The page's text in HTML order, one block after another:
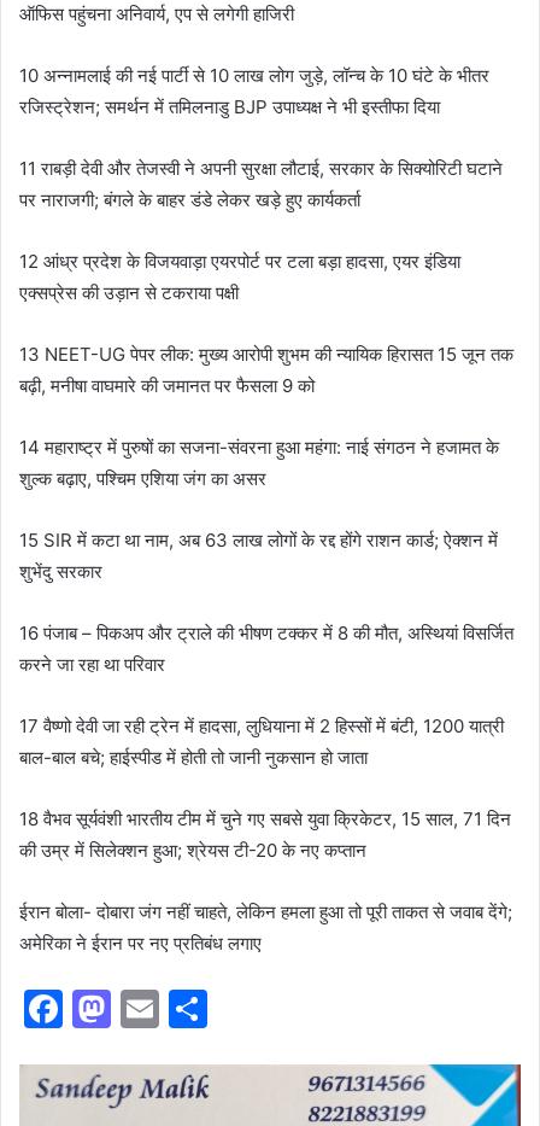
ऑफिस पहुंचना अनिवार्य, एप से लगेगी हाजिरी
10 अन्नामलाई की नई पार्टी से 10 लाख लोग जुड़े, लॉन्च के 10 घंटे के भीतर
रजिस्ट्रेशन; समर्थन में तमिलनाडु BJP उपाध्यक्ष ने भी इस्तीफा दिया
11 राबड़ी देवी और तेजस्वी ने अपनी सुरक्षा लौटाई, सरकार के सिक्योरिटी घटाने
पर नाराजगी; बंगले के बाहर डंडे लेकर खड़े हुए कार्यकर्ता
12 आंध्र प्रदेश के विजयवाड़ा एयरपोर्ट पर टला बड़ा हादसा, एयर इंडिया
एक्सप्रेस की उड़ान से टकराया पक्षी
13 NEET-UG पेपर लीक: मुख्य आरोपी शुभम की न्यायिक हिरासत 15 जून तक
बढ़ी, मनीषा वाघमारे की जमानत पर फैसला 9 को
14 महाराष्ट्र में पुरुषों का सजना-संवरना हुआ महंगा: नाई संगठन ने हजामत के
शुल्क बढ़ाए, पश्चिम एशिया जंग का असर
15 SIR में कटा था नाम, अब 63 लाख लोगों के रद्द होंगे राशन कार्ड; ऐक्शन में
शुभेंदु सरकार
16 पंजाब – पिकअप और ट्राले की भीषण टक्कर में 8 की मौत, अस्थियां विसर्जित
करने जा रहा था परिवार
17 वैष्णो देवी जा रही ट्रेन में हादसा, लुधियाना में 2 हिस्सों में बंटी, 1200 यात्री
बाल-बाल बचे; हाईस्पीड में होती तो जानी नुकसान हो जाता
18 वैभव सूर्यवंशी भारतीय टीम में चुने गए सबसे युवा क्रिकेटर, 15 साल, 71 दिन
की उम्र में सिलेक्शन हुआ; श्रेयस टी-20 के नए कप्तान
ईरान बोला- दोबारा जंग नहीं चाहते, लेकिन हमला हुआ तो पूरी ताकत से जवाब देंगे;
अमेरिका ने ईरान पर नए प्रतिबंध लगाए
F
c
M
st
E
ai ar